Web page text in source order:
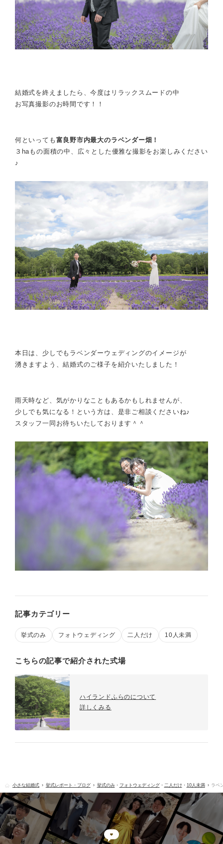
結婚式を終えましたら、今度はリラックスムードの中
お写真撮影のお時間です！！
何といっても 富良野市内最大のラベンダー畑！
３haもの面積の中、広々とした優雅な撮影をお楽しみください
♪
本日は、少しでもラベンダーウェディングのイメージが
湧きますよう、結婚式のご様子を紹介いたしました！
雨天時など、気がかりなこともあるかもしれませんが、
少しでも気になる！という方は、是非ご相談くださいね♪
スタッフ一同お待ちいたしております＾＾
記事カテゴリー
挙式のみ フォトウェディング 二人だけ 10人未満
こちらの記事で紹介された式場
ハイランドふらのについて
詳しくみる
小さな結婚式 挙式レポート・ブログ 挙式のみ・ フォトウェディング・ 二人だけ・ 10人未満 ラベ